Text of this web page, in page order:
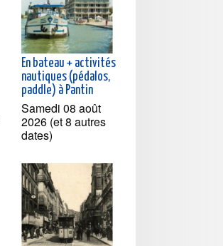
En bateau + activités
nautiques (pédalos,
paddle) à Pantin
Samedi 08 août
2026 (et 8 autres
dates)